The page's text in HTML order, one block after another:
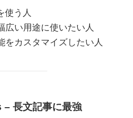
使う人
広い用途に使いたい人
をカスタマイズしたい人
長文記事に最強